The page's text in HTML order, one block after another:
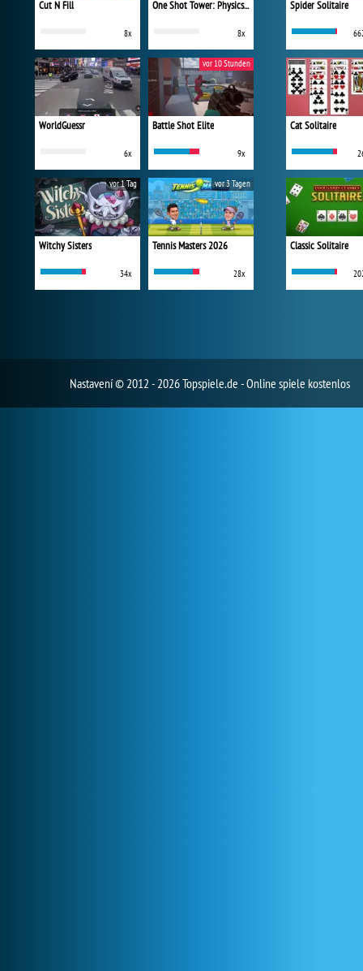
Cut N Fill
8x
One Shot Tower: Physics Destroyer
8x
WorldGuessr
6x
Battle Shot Elite
9x
vor 10 Stunden
Witchy Sisters
34x
vor 1 Tag
Tennis Masters 2026
28x
vor 3 Tagen
Spider Solitaire
Cat Solitaire
Classic Solitaire
Nastavení© 2012 - 2026 Topspiele.de - Online spiele kostenlos